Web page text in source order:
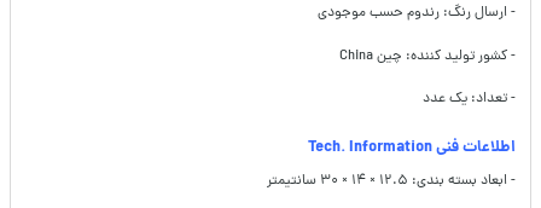
- ارسال رنگ: رندوم حسب موجودی
- کشور تولید کننده: چین China
- تعداد: یک عدد
اطلاعات فنی Tech. Information
- ابعاد بسته بندی: ۱۲.۵ × ۱۴ × ۳۰ سانتیمتر